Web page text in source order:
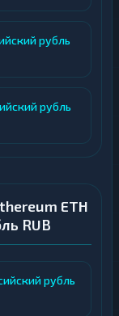
рубль
рубль
ETH
RUB
рубль